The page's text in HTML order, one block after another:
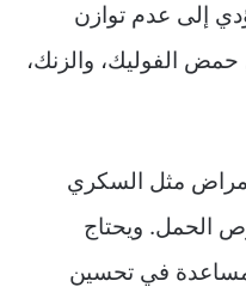
إلى عدم توازن
حمض الفوليك، والزنك،
مثل السكري
الحمل. ويحتاج
في تحسين